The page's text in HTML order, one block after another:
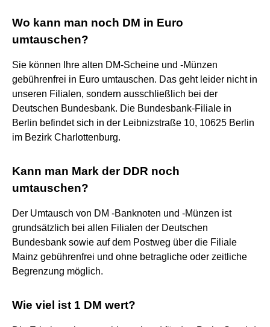
Wo kann man noch DM in Euro
umtauschen?
Sie können Ihre alten DM-Scheine und -Münzen
gebührenfrei in Euro umtauschen. Das geht leider nicht in
unseren Filialen, sondern ausschließlich bei der
Deutschen Bundesbank. Die Bundesbank-Filiale in
Berlin befindet sich in der Leibnizstraße 10, 10625 Berlin
im Bezirk Charlottenburg.
Kann man Mark der DDR noch
umtauschen?
Der Umtausch von DM -Banknoten und -Münzen ist
grundsätzlich bei allen Filialen der Deutschen
Bundesbank sowie auf dem Postweg über die Filiale
Mainz gebührenfrei und ohne betragliche oder zeitliche
Begrenzung möglich.
Wie viel ist 1 DM wert?